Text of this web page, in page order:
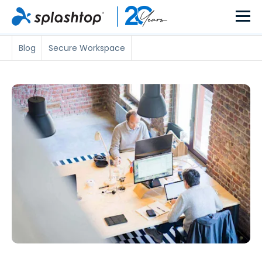
Blog Secure Workspace